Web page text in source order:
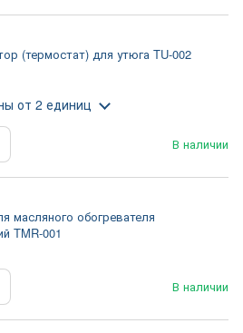
(термостат) для утюга TU-002
В наличии
от 2 единиц
масляного обогревателя
TMR-001
В наличии